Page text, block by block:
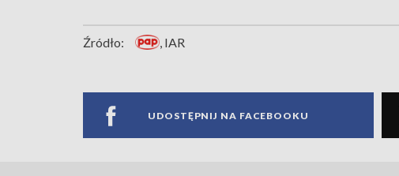
Źródło: , IAR
UDOSTĘPNIJ NA FACEBOOKU